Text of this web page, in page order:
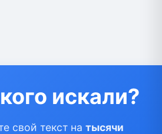
искали?
свой текст на тысячи